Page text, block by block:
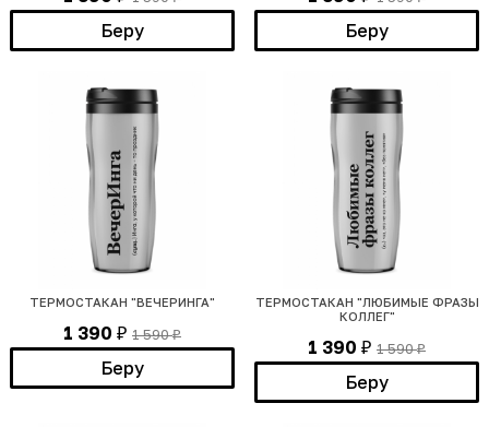
Беру Беру
ТЕРМОСТАКАН "ВЕЧЕРИНГА"
1 390 ₽ 1 590₽
Беру
ТЕРМОСТАКАН "ЛЮБИМЫЕ ФРАЗЫ
КОЛЛЕГ"
1 390 ₽ 1 590₽
Беру